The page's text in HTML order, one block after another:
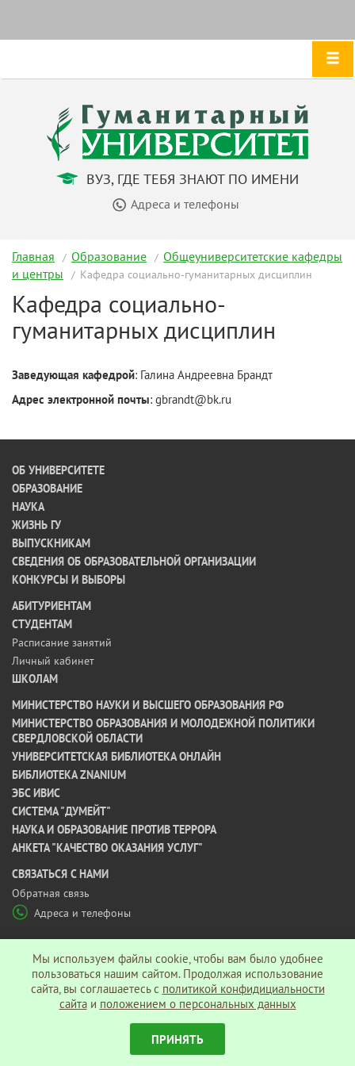
ВУЗ, ГДЕ ТЕБЯ ЗНАЮТ ПО ИМЕНИ
Адреса и телефоны
Главная Образование
Общеуниверситетские кафедры
и центры
Кафедра социально-гуманитарных дисциплин
Кафедра социально-
гуманитарных дисциплин
Заведующая кафедрой: Галина Андреевна Брандт
Адрес электронной почты: gbrandt@bk.ru
ОБ УНИВЕРСИТЕТЕ
ОБРАЗОВАНИЕ
НАУКА
ЖИЗНЬ ГУ
ВЫПУСКНИКАМ
СВЕДЕНИЯ ОБ ОБРАЗОВАТЕЛЬНОЙ ОРГАНИЗАЦИИ
КОНКУРСЫ И ВЫБОРЫ
АБИТУРИЕНТАМ
СТУДЕНТАМ
Расписание занятий
Личный кабинет
ШКОЛАМ
МИНИСТЕРСТВО НАУКИ И ВЫСШЕГО ОБРАЗОВАНИЯ РФ
МИНИСТЕРСТВО ОБРАЗОВАНИЯ И МОЛОДЕЖНОЙ ПОЛИТИКИ
СВЕРДЛОВСКОЙ ОБЛАСТИ
УНИВЕРСИТЕТСКАЯ БИБЛИОТЕКА ОНЛАЙН
БИБЛИОТЕКА ZNANIUM
ЭБС ИВИС
СИСТЕМА "ДУМЕЙТ"
НАУКА И ОБРАЗОВАНИЕ ПРОТИВ ТЕРРОРА
АНКЕТА "КАЧЕСТВО ОКАЗАНИЯ УСЛУГ"
CВЯЗАТЬСЯ С НАМИ
Обратная связь
Адреса и телефоны
Политика конфиденциальности
© АНО ВО «Гуманитарный университет», 2026 г.
Мы используем файлы cookie, чтобы вам было удобнее
пользоваться нашим сайтом. Продолжая использование
сайта, вы соглашаетесь c политикой конфидициальности
сайтаи положением о персональных данных
ПРИНЯТЬ